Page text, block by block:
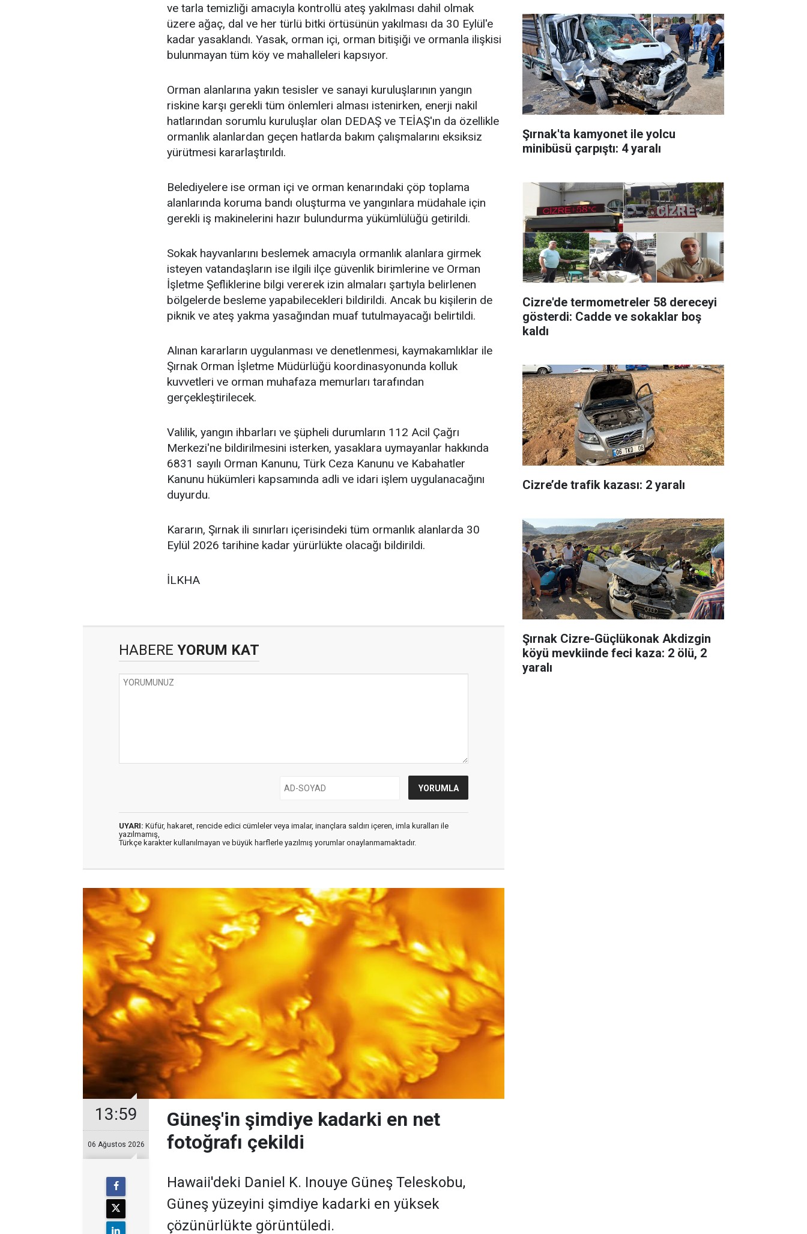
ve tarla temizliği amacıyla kontrollü ateş yakılması dahil olmak
üzere ağaç, dal ve her türlü bitki örtüsünün yakılması da 30 Eylül'e
kadar yasaklandı. Yasak, orman içi, orman bitişiği ve ormanla ilişkisi
bulunmayan tüm köy ve mahalleleri kapsıyor.
Orman alanlarına yakın tesisler ve sanayi kuruluşlarının yangın
riskine karşı gerekli tüm önlemleri alması istenirken, enerji nakil
hatlarından sorumlu kuruluşlar olan DEDAŞ ve TEİAŞ'ın da özellikle
ormanlık alanlardan geçen hatlarda bakım çalışmalarını eksiksiz
yürütmesi kararlaştırıldı.
Belediyelere ise orman içi ve orman kenarındaki çöp toplama
alanlarında koruma bandı oluşturma ve yangınlara müdahale için
gerekli iş makinelerini hazır bulundurma yükümlülüğü getirildi.
Sokak hayvanlarını beslemek amacıyla ormanlık alanlara girmek
isteyen vatandaşların ise ilgili ilçe güvenlik birimlerine ve Orman
İşletme Şefliklerine bilgi vererek izin almaları şartıyla belirlenen
bölgelerde besleme yapabilecekleri bildirildi. Ancak bu kişilerin de
piknik ve ateş yakma yasağından muaf tutulmayacağı belirtildi.
Alınan kararların uygulanması ve denetlenmesi, kaymakamlıklar ile
Şırnak Orman İşletme Müdürlüğü koordinasyonunda kolluk
kuvvetleri ve orman muhafaza memurları tarafından
gerçekleştirilecek.
Valilik, yangın ihbarları ve şüpheli durumların 112 Acil Çağrı
Merkezi'ne bildirilmesini isterken, yasaklara uymayanlar hakkında
6831 sayılı Orman Kanunu, Türk Ceza Kanunu ve Kabahatler
Kanunu hükümleri kapsamında adli ve idari işlem uygulanacağını
duyurdu.
Kararın, Şırnak ili sınırları içerisindeki tüm ormanlık alanlarda 30
Eylül 2026 tarihine kadar yürürlükte olacağı bildirildi.
İLKHA
HABERE YORUM KAT
UYARI: Küfür, hakaret, rencide edici cümleler veya imalar, inançlara saldırı içeren, imla kuralları ile
yazılmamış,
Türkçe karakter kullanılmayan ve büyük harflerle yazılmış yorumlar onaylanmamaktadır.
13:59
06 Ağustos 2026
Güneş'in şimdiye kadarki en net
fotoğrafı çekildi
Hawaii'deki Daniel K. Inouye Güneş Teleskobu,
Güneş yüzeyini şimdiye kadarki en yüksek
çözünürlükte görüntüledi.
Şırnak'ta kamyonet ile yolcu
minibüsü çarpıştı: 4 yaralı
Cizre'de termometreler 58 dereceyi
gösterdi: Cadde ve sokaklar boş
kaldı
Cizre’de trafik kazası: 2 yaralı
Şırnak Cizre-Güçlükonak Akdizgin
köyü mevkiinde feci kaza: 2 ölü, 2
yaralı